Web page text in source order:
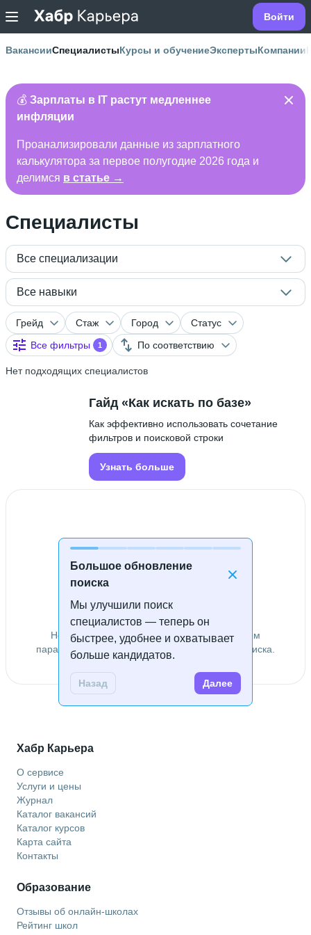
Войти
ВакансииСпециалистыКурсы и обучениеЭкспертыКомпании
💰 Зарплаты в IT растут медленнее
инфляции
Проанализировали данные из зарплатного
калькулятора за первое полугодие 2026 года и
делимся в статье →
Специалисты
Все специализации
Все навыки
Грейд Стаж Город
Статус
Все фильтры
1 По соответствию
Нет подходящих специалистов
Большое обновление
поиска
Мы улучшили поиск
специалистов — теперь он
быстрее, удобнее и охватывает
больше кандидатов.
Назад Далее
Гайд «Как искать по базе»
Как эффективно использовать сочетание
фильтров и поисковой строки
Узнать больше
Специалисты не найдены
Не удалось найти специалистов по заданным
параметрам. Попробуйте изменить условия поиска.
Хабр Карьера
О сервисе
Услуги и цены
Журнал
Каталог вакансий
Каталог курсов
Карта сайта
Контакты
Образование
Отзывы об онлайн-школах
Рейтинг школ